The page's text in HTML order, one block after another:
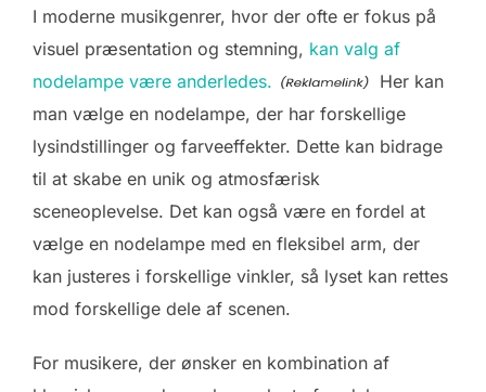
I moderne musikgenrer, hvor der ofte er fokus på
visuel præsentation og stemning, kan valg af
nodelampe være anderledes.
Her kan
man vælge en nodelampe, der har forskellige
lysindstillinger og farveeffekter. Dette kan bidrage
til at skabe en unik og atmosfærisk
sceneoplevelse. Det kan også være en fordel at
vælge en nodelampe med en fleksibel arm, der
kan justeres i forskellige vinkler, så lyset kan rettes
mod forskellige dele af scenen.
For musikere, der ønsker en kombination af